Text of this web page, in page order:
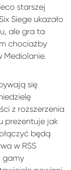
starszej
Siege ukazało
ale gra ta
chociażby
Mediolanie.
się
z rozszerzenia
prezentuje jak
będą
w RSS
gamy